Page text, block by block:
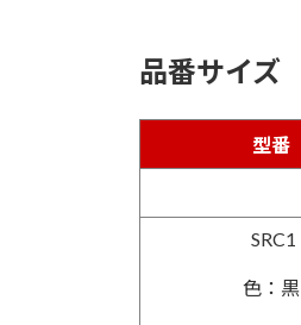
品番サイズ
型番
SRC1
色：黒